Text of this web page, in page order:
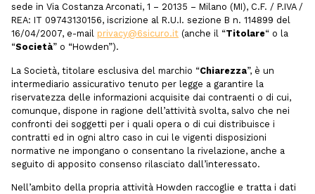
sede in Via Costanza Arconati, 1 – 20135 – Milano (MI), C.F. / P.IVA /
REA: IT 09743130156, iscrizione al R.U.I. sezione B n. 114899 del
16/04/2007, e-mail privacy@6sicuro.it (anche il “Titolare“ o la
“Società” o “Howden”).
La Società, titolare esclusiva del marchio “Chiarezza”, è un
intermediario assicurativo tenuto per legge a garantire la
riservatezza delle informazioni acquisite dai contraenti o di cui,
comunque, dispone in ragione dell’attività svolta, salvo che nei
confronti dei soggetti per i quali opera o di cui distribuisce i
contratti ed in ogni altro caso in cui le vigenti disposizioni
normative ne impongano o consentano la rivelazione, anche a
seguito di apposito consenso rilasciato dall’interessato.
Nell’ambito della propria attività Howden raccoglie e tratta i dati